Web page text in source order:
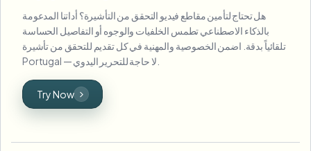
هل تحتاج لتأمين مقاطع فيديو التحقق من التأشيرة؟ أداتنا المدعومة
بالذكاء الاصطناعي تطمس الخلفيات والوجوه أو التفاصيل الحساسة
تلقائياً بدقة. اضمن الخصوصية والمهنية في كل تقديم للتحقق من تأشيرة
Try Now